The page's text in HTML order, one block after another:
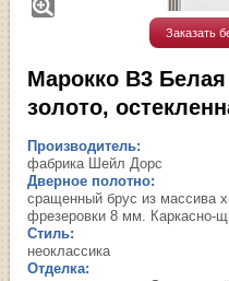
Заказать
Марокко В3
золото,
Производитель:
фабрика Шейл Дорс
Дверное полотно:
сращенный брус из массива
фрезеровки 8 мм. Каркасно-
Стиль:
неоклассика
Отделка: